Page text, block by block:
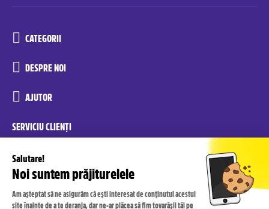
CATEGORII
DESPRE NOI
AJUTOR
SERVICIU CLIENȚI
reconditionate.yoxo@recommerce.com
luni-vineri 08:00-17:00